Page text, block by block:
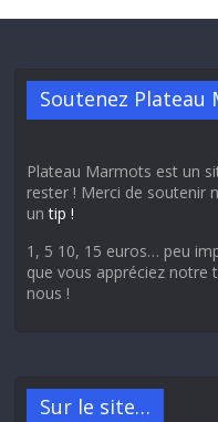
Soutenez Plateau
Plateau Marmots est un
rester ! Merci de soutenir
untip !
1, 5 10, 15 euros… peu
que vous appréciez notre
nous !
Sur le site…